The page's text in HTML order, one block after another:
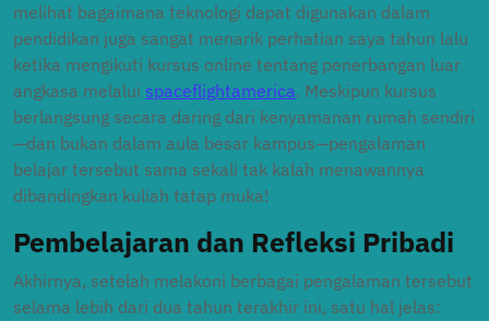
melihat bagaimana teknologi dapat digunakan dalam
pendidikan juga sangat menarik perhatian saya tahun lalu
ketika mengikuti kursus online tentang penerbangan luar
angkasa melalui spaceflightamerica. Meskipun kursus
berlangsung secara daring dari kenyamanan rumah sendiri
—dan bukan dalam aula besar kampus—pengalaman
belajar tersebut sama sekali tak kalah menawannya
dibandingkan kuliah tatap muka!
Pembelajaran dan Refleksi Pribadi
Akhirnya, setelah melakoni berbagai pengalaman tersebut
selama lebih dari dua tahun terakhir ini, satu hal jelas: